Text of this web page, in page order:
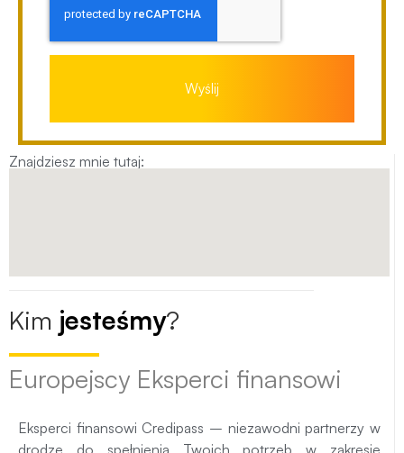
Znajdziesz mnie tutaj:
Kim jesteśmy?
Europejscy Eksperci finansowi
Eksperci finansowi Credipass – niezawodni partnerzy w
drodze do spełnienia Twoich potrzeb w zakresie
Wyślij